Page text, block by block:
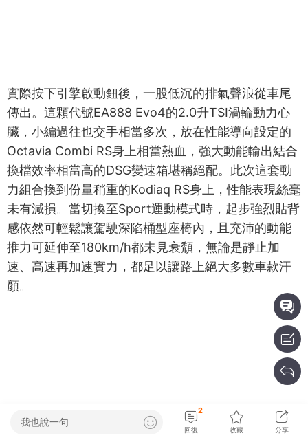
實際按下引擎啟動鈕後，一股低沉的排氣聲浪從車尾
傳出。這顆代號EA888 Evo4的2.0升TSI渦輪動力心
臟，小編過往也交手相當多次，放在性能導向設定的
Octavia Combi RS身上相當熱血，強大動能輸出結合
換檔效率相當高的DSG變速箱堪稱絕配。此次這套動
力組合換到份量稍重的Kodiaq RS身上，性能表現絲毫
未有減損。當切換至Sport運動模式時，起步強烈貼背
感依然可輕鬆讓駕駛深陷桶型座椅內，且充沛的動能
推力可延伸至180km/h都未見衰頹，無論是靜止加
速、高速再加速實力，都足以讓路上絕大多數車款汗
我也說一句
回復
2
收藏 分享